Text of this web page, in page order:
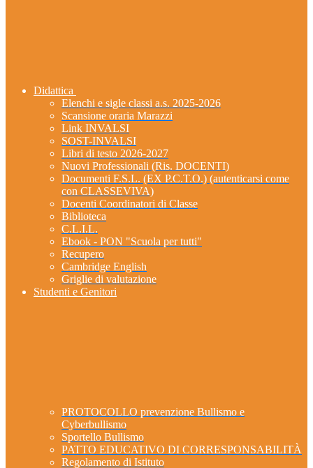
Didattica
Elenchi e sigle classi a.s. 2025-2026
Scansione oraria Marazzi
Link INVALSI
SOST-INVALSI
Libri di testo 2026-2027
Nuovi Professionali (Ris. DOCENTI)
Documenti F.S.L. (EX P.C.T.O.) (autenticarsi come
con CLASSEVIVA)
Docenti Coordinatori di Classe
Biblioteca
C.L.I.L.
Ebook - PON "Scuola per tutti"
Recupero
Cambridge English
Griglie di valutazione
Studenti e Genitori
PROTOCOLLO prevenzione Bullismo e
Cyberbullismo
Sportello Bullismo
PATTO EDUCATIVO DI CORRESPONSABILITÀ
Regolamento di Istituto